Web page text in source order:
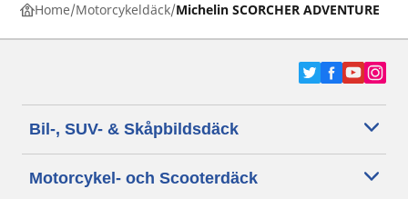
Home Motorcykeldäck Michelin SCORCHER ADVENTURE
Bil-, SUV- & Skåpbildsdäck
Motorcykel- och Scooterdäck